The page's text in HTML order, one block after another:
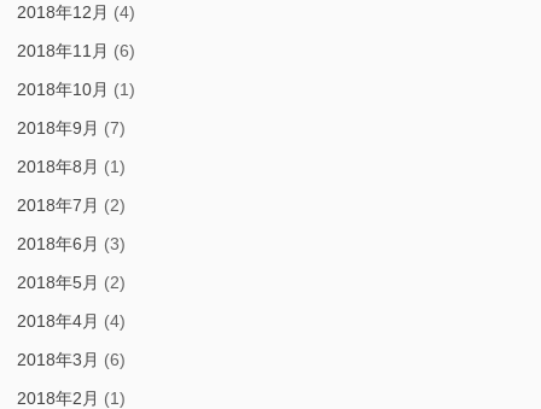
2018年12月 (4)
2018年11月 (6)
2018年10月 (1)
2018年9月 (7)
2018年8月 (1)
2018年7月 (2)
2018年6月 (3)
2018年5月 (2)
2018年4月 (4)
2018年3月 (6)
2018年2月 (1)